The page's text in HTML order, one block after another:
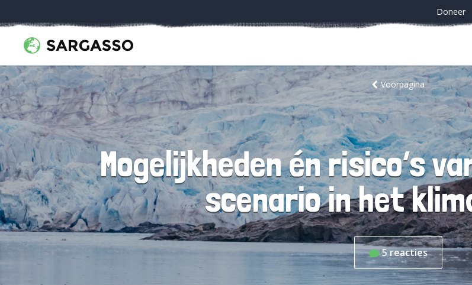
Doneer
Voorpagina
Mogelijkheden én risico’s
scenario in het
5reacties